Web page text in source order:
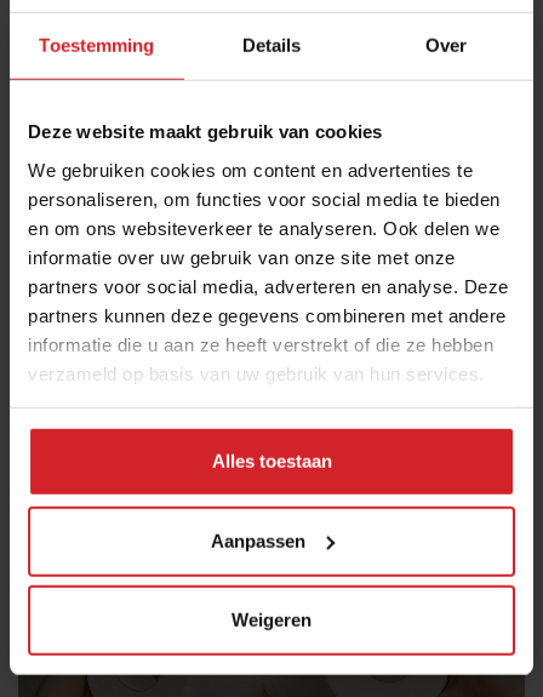
Toestemming Details Over
Deze website maakt gebruik van cookies
We gebruiken cookies om content en advertenties te
personaliseren, om functies voor social media te bieden
en om ons websiteverkeer te analyseren. Ook delen we
informatie over uw gebruik van onze site met onze
partners voor social media, adverteren en analyse. Deze
partners kunnen deze gegevens combineren met andere
informatie die u aan ze heeft verstrekt of die ze hebben
verzameld op basis van uw gebruik van hun services.
Alles toestaan
Aanpassen
Weigeren
SBTi, wéér zo’n afkorting: wat is het en wat
moet je ermee?
Duurzaamheidsstrateeg Wouter Staal legt het haarfijn uit